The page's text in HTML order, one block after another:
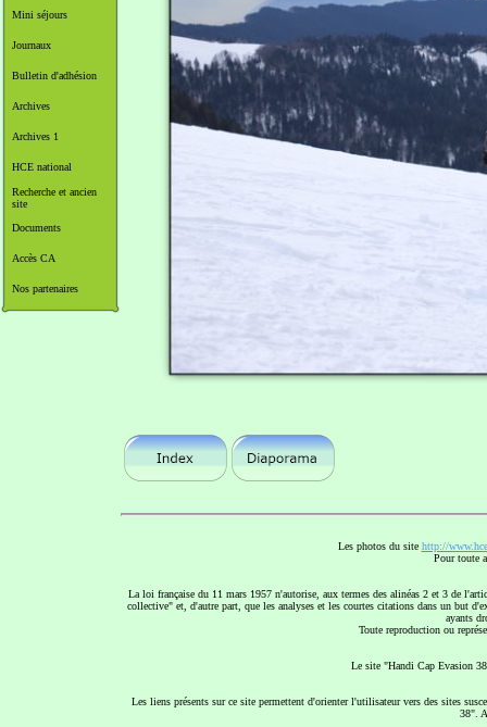
Mini séjours
Journaux
Bulletin d'adhésion
Archives
Archives 1
HCE national
Recherche et ancien
site
Documents
Accès CA
Nos partenaires
Les photos du site http://
Pour toute
La loi française du 11 mars 1957 n'autorise, aux termes des alinéas 2 et 3 de
collective" et, d'autre part, que les analyses et les courtes citations dans un but
ayants
Toute reproduction ou
Le site "Handi Cap Evasion
Les liens présents sur ce site permettent d'orienter l'utilisateur vers des sites
38".